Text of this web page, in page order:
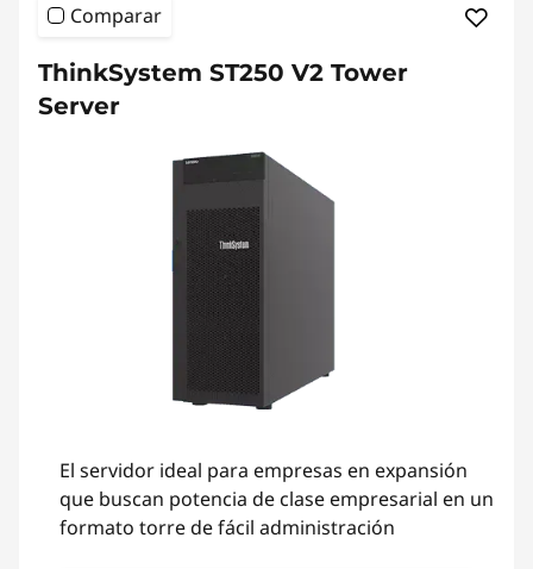
Comparar
ThinkSystem ST250 V2 Tower
Server
El servidor ideal para empresas en expansión
que buscan potencia de clase empresarial en un
formato torre de fácil administración